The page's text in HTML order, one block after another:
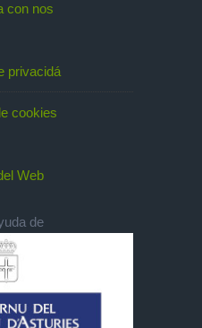
con nos
privacidá
cookies
Web
de